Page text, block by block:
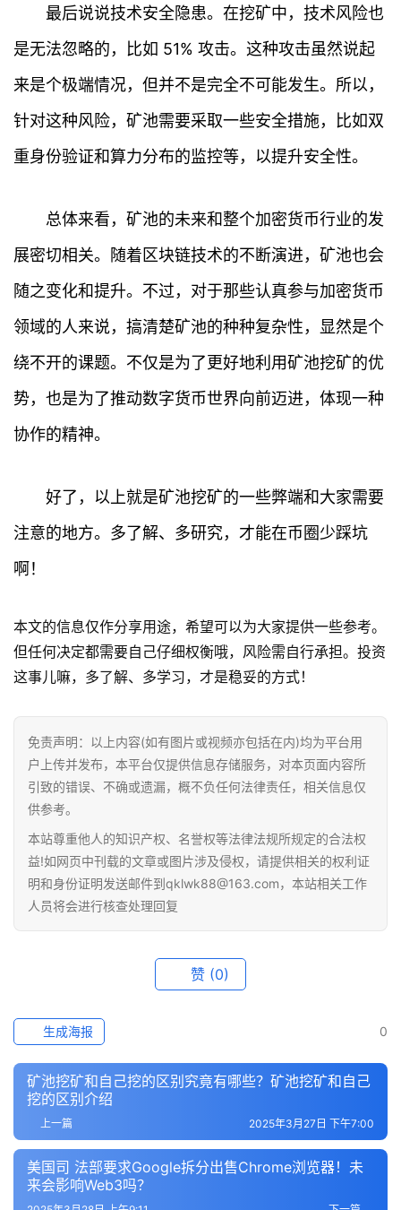
讯
专
题
百
最后说说技术安全隐患。在挖矿中，技术风险也
是无法忽略的，比如 51% 攻击。这种攻击虽然说起
来是个极端情况，但并不是完全不可能发生。所以，
针对这种风险，矿池需要采取一些安全措施，比如双
重身份验证和算力分布的监控等，以提升安全性。
总体来看，矿池的未来和整个加密货币行业的发
展密切相关。随着区块链技术的不断演进，矿池也会
随之变化和提升。不过，对于那些认真参与加密货币
领域的人来说，搞清楚矿池的种种复杂性，显然是个
绕不开的课题。不仅是为了更好地利用矿池挖矿的优
势，也是为了推动数字货币世界向前迈进，体现一种
协作的精神。
好了，以上就是矿池挖矿的一些弊端和大家需要
注意的地方。多了解、多研究，才能在币圈少踩坑
啊！
本文的信息仅作分享用途，希望可以为大家提供一些参考。
但任何决定都需要自己仔细权衡哦，风险需自行承担。投资
这事儿嘛，多了解、多学习，才是稳妥的方式！
免责声明：以上内容(如有图片或视频亦包括在内)均为平台用
户上传并发布，本平台仅提供信息存储服务，对本页面内容所
引致的错误、不确或遗漏，概不负任何法律责任，相关信息仅
供参考。
本站尊重他人的知识产权、名誉权等法律法规所规定的合法权
益!如网页中刊载的文章或图片涉及侵权，请提供相关的权利证
明和身份证明发送邮件到qklwk88@163.com，本站相关工作
人员将会进行核查处理回复
赞 (0)
0
生成海报
矿池挖矿和自己挖的区别究竟有哪些？矿池挖矿和自己
挖的区别介绍
上一篇 2025年3月27日 下午7:00
美国司 法部要求Google拆分出售Chrome浏览器！未
来会影响Web3吗？